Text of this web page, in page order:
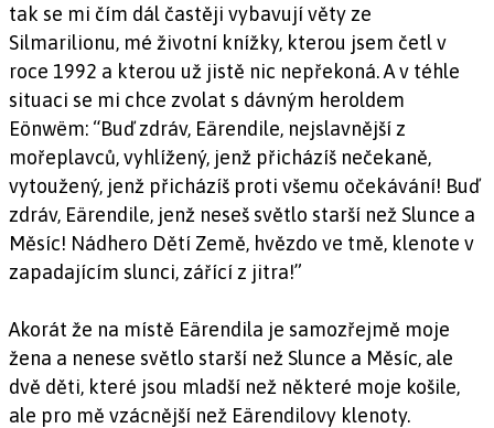
tak se mi čím dál častěji vybavují věty ze
Silmarilionu, mé životní knížky, kterou jsem četl v
roce 1992 a kterou už jistě nic nepřekoná. A v téhle
situaci se mi chce zvolat s dávným heroldem
Eönwëm: “Buď zdráv, Eärendile, nejslavnější z
mořeplavců, vyhlížený, jenž přicházíš nečekaně,
vytoužený, jenž přicházíš proti všemu očekávání! Buď
zdráv, Eärendile, jenž neseš světlo starší než Slunce a
Měsíc! Nádhero Dětí Země, hvězdo ve tmě, klenote v
zapadajícím slunci, zářící z jitra!”
Akorát že na místě Eärendila je samozřejmě moje
žena a nenese světlo starší než Slunce a Měsíc, ale
dvě děti, které jsou mladší než některé moje košile,
ale pro mě vzácnější než Eärendilovy klenoty.